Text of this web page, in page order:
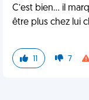
C’est bien… il
être plus chez lui
11 7